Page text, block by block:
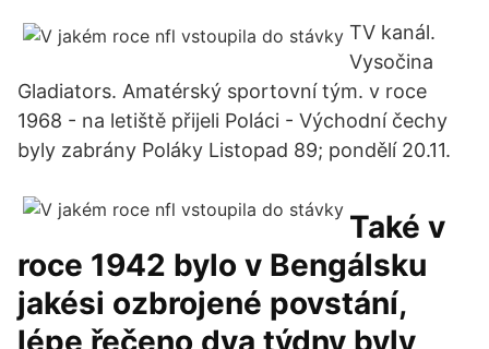
TV kanál.
Vysočina
Gladiators. Amatérský sportovní tým. v roce
1968 - na letiště přijeli Poláci - Východní čechy
byly zabrány Poláky Listopad 89; pondělí 20.11.
Také v
roce 1942 bylo v Bengálsku
jakési ozbrojené povstání,
lépe řečeno dva týdny byly